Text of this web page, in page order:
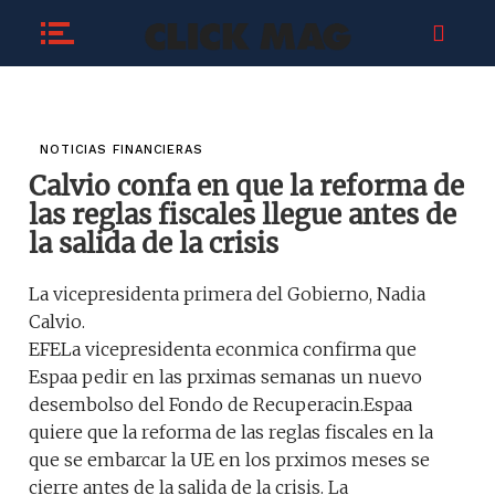
NOTICIAS FINANCIERAS
Calvio confa en que la reforma de
las reglas fiscales llegue antes de
la salida de la crisis
La vicepresidenta primera del Gobierno, Nadia
Calvio.
EFELa vicepresidenta econmica confirma que
Espaa pedir en las prximas semanas un nuevo
desembolso del Fondo de Recuperacin.Espaa
quiere que la reforma de las reglas fiscales en la
que se embarcar la UE en los prximos meses se
cierre antes de la salida de la crisis. La